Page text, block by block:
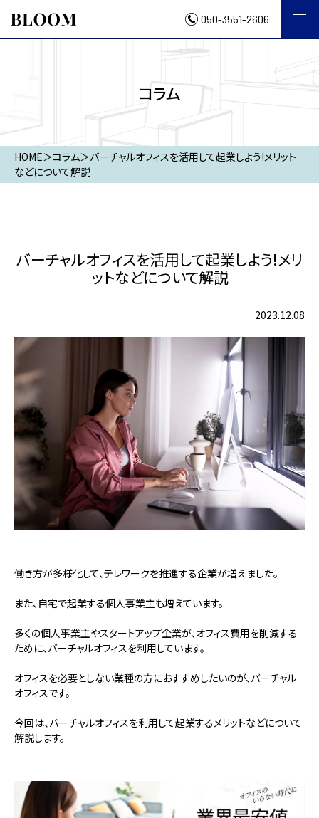
050-3551-2606
コラム
HOME＞コラム＞バーチャルオフィスを活用して起業しよう!メリット
などについて解説
バーチャルオフィスを活用して起業しよう!メリ
ットなどについて解説
2023.12.08
働き方が多様化して、テレワークを推進する企業が増えました。
また、自宅で起業する個人事業主も増えています。
多くの個人事業主やスタートアップ企業が、オフィス費用を削減する
ために、バーチャルオフィスを利用しています。
オフィスを必要としない業種の方におすすめしたいのが、バーチャル
オフィスです。
今回は、バーチャルオフィスを利用して起業するメリットなどについて
解説します。